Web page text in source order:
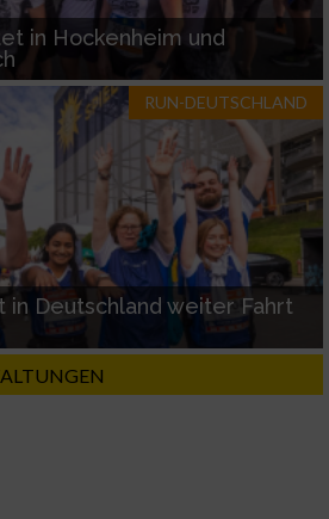
in Hockenheim und
RUN-DEUTSCHLAND
in Deutschland weiter Fahrt